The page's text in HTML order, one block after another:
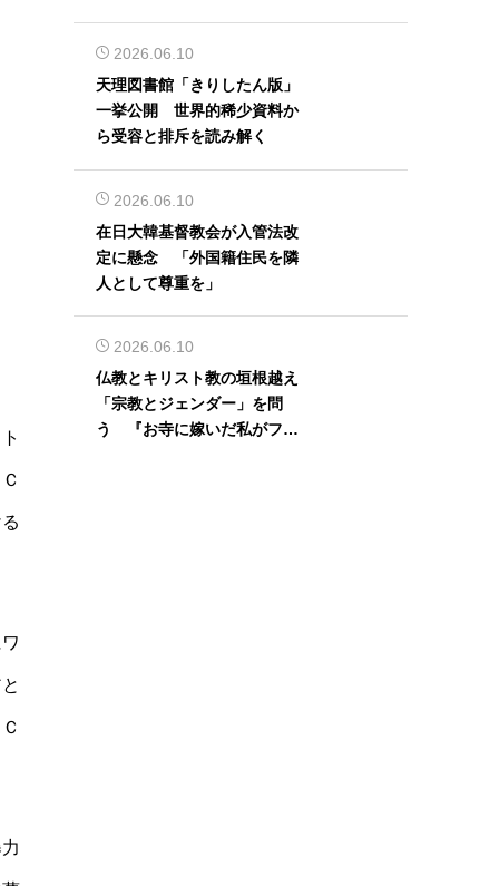
2026.06.10
天理図書館「きりしたん版」
一挙公開 世界的稀少資料か
ら受容と排斥を読み解く
2026.06.10
在日大韓基督教会が入管法改
定に懸念 「外国籍住民を隣
人として尊重を」
2026.06.10
仏教とキリスト教の垣根越え
「宗教とジェンダー」を問
う 『お寺に嫁いだ私がフェ